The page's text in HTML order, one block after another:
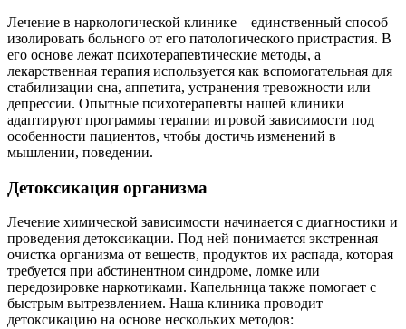
Лечение в наркологической клинике – единственный способ
изолировать больного от его патологического пристрастия. В
его основе лежат психотерапевтические методы, а
лекарственная терапия используется как вспомогательная для
стабилизации сна, аппетита, устранения тревожности или
депрессии. Опытные психотерапевты нашей клиники
адаптируют программы терапии игровой зависимости под
особенности пациентов, чтобы достичь изменений в
мышлении, поведении.
Детоксикация организма
Лечение химической зависимости начинается с диагностики и
проведения детоксикации. Под ней понимается экстренная
очистка организма от веществ, продуктов их распада, которая
требуется при абстинентном синдроме, ломке или
передозировке наркотиками. Капельница также помогает с
быстрым вытрезвлением. Наша клиника проводит
детоксикацию на основе нескольких методов: